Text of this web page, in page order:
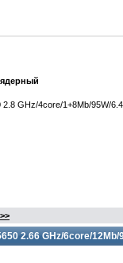
GHz/4core/1+8Mb/95W/
2.66 GHz/6core/12Mb/